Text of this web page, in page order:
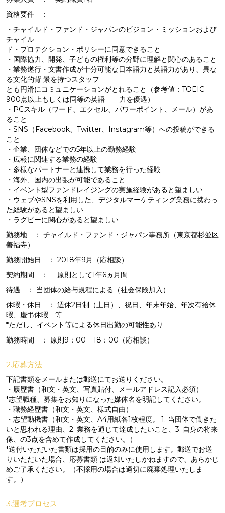
資格要件 ：
・チャイルド・ファンド・ジャパンのビジョン・ミッションおよび
チャイル
ド・プロテクション・ポリシーに同意できること
・国際協力、開発、子どもの権利等の分野に理解と関心のあること
・業務遂行・文書作成が十分可能な日本語力と英語力があり、異な
る文化的背 景を持つスタッフ
とも円滑にコミュニケーションがとれること（参考値：TOEIC
900点以上もしくは同等の英語 力を優遇）
・PCスキル（ワード、エクセル、パワーポイント、メール）があ
ること
・SNS（Facebook、Twitter、Instagram等）への投稿ができる
こと
・企業、団体などでの5年以上の勤務経験
・広報に関連する業務の経験
・多様なパートナーと連携して業務を行った経験
・海外、国内の出張が可能であること
・イベント型ファンドレイジングの実施経験があると望ましい
・ウェブやSNSを利用した、デジタルマーケティング業務に携わっ
た経験があると望ましい
・ラグビーに関心があると望ましい
勤務地 ： チャイルド・ファンド・ジャパン事務所（東京都杉並区
善福寺）
勤務開始日 ： 2018年9月（応相談）
契約期間 ： 原則として1年6ヵ月間
待遇 ： 当団体の給与規程による（社会保険加入）
休暇・休日 ： 週休2日制（土日）、祝日、年末年始、年次有給休
暇、慶弔休暇 等
*ただし、イベント等による休日出勤の可能性あり
勤務時間 ： 原則9：00 – 18：00（応相談）
2.応募方法
下記書類をメールまたは郵送にてお送りください。
・履歴書（和文・英文、写真貼付、メールアドレス記入必須）
*志望職種、募集をお知りになった媒体名を明記してください。
・職務経歴書（和文・英文、様式自由）
・志望動機書（和文・英文、A4用紙各1枚程度。 1. 当団体で働きた
いと思われる理由、2. 業務を通じて達成したいこと、3. 自身の将来
像、の3点を含めて作成してください。）
*送付いただいた書類は採用の目的のみに使用します。郵送でお送
りいただいた場合、応募書類 は返却いたしかねますので、あらかじ
めご了承ください。（不採用の場合は適切に廃棄処理いたしま
す。）
3.選考プロセス